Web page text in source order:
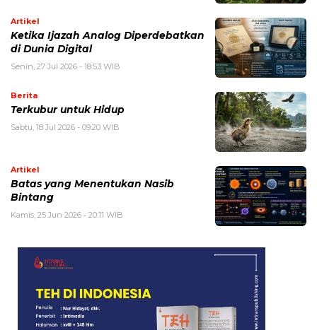
Artikel
Ketika Ijazah Analog Diperdebatkan
di Dunia Digital
Senin, 27 Jul 2026 - 18:53 WIB
Berita
Terkubur untuk Hidup
Sabtu, 18 Jul 2026 - 09:20 WIB
Artikel
Batas yang Menentukan Nasib
Bintang
Kamis, 25 Jun 2026 - 20:11 WIB